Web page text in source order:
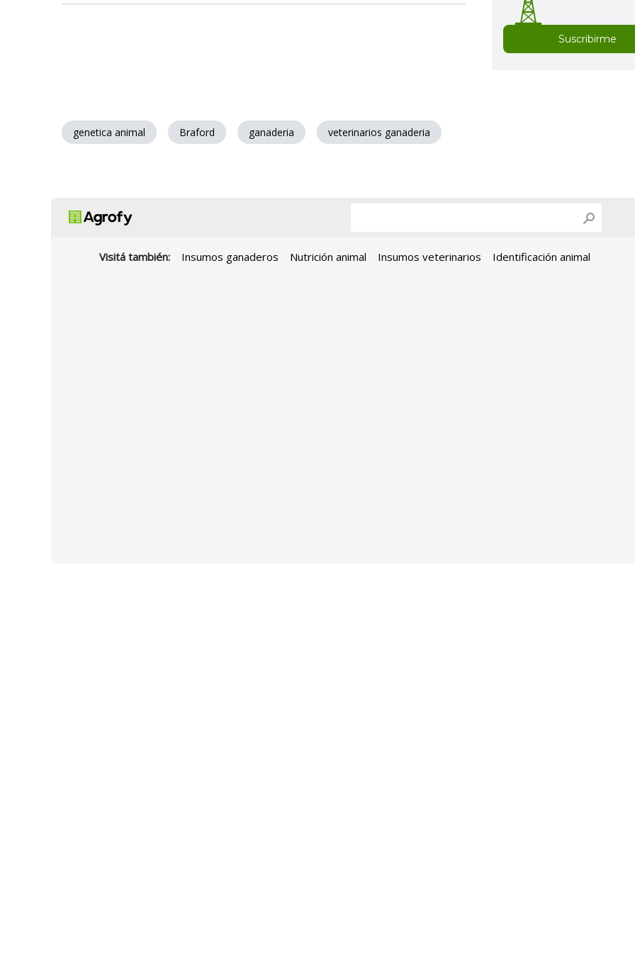
Suscribirme
genetica animal Braford ganaderia veterinarios ganaderia
Visitá también: Insumos ganaderos Nutrición animal Insumos veterinarios Identificación animal